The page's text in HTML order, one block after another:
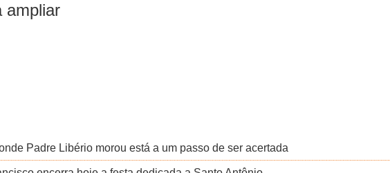
ampliar
Padre Libério morou está a um passo de ser acertada